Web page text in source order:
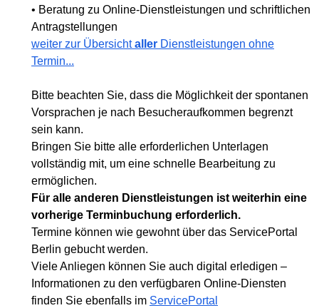
• Beratung zu Online-Dienstleistungen und schriftlichen
Antragstellungen
weiter zur Übersichtaller Dienstleistungen ohne
Termin...
Bitte beachten Sie, dass die Möglichkeit der spontanen
Vorsprachen je nach Besucheraufkommen begrenzt
sein kann.
Bringen Sie bitte alle erforderlichen Unterlagen
vollständig mit, um eine schnelle Bearbeitung zu
ermöglichen.
Für alle anderen Dienstleistungen ist weiterhin eine
vorherige Terminbuchung erforderlich.
Termine können wie gewohnt über das ServicePortal
Berlin gebucht werden.
Viele Anliegen können Sie auch digital erledigen –
Informationen zu den verfügbaren Online-Diensten
finden Sie ebenfalls im ServicePortal